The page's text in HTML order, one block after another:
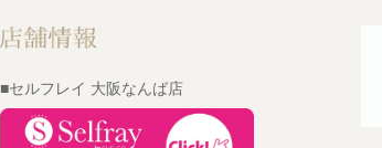
■セルフレイ 大阪なんば店